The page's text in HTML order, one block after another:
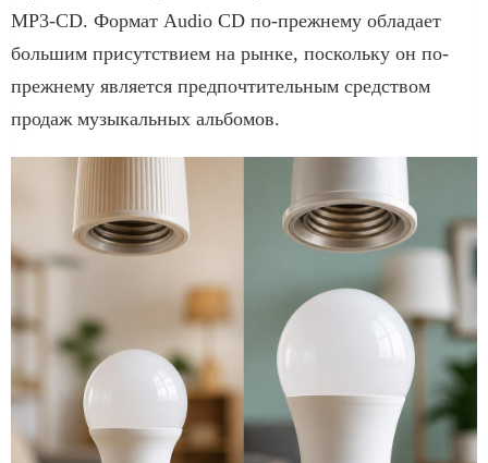
MP3-CD. Формат Audio CD по-прежнему обладает
большим присутствием на рынке, поскольку он по-
прежнему является предпочтительным средством
продаж музыкальных альбомов.